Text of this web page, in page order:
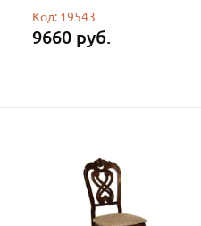
Код: 19543
9660 руб.